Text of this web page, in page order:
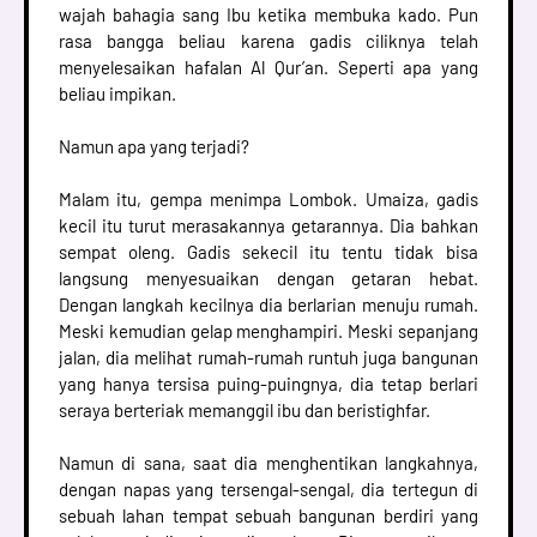
wajah bahagia sang Ibu ketika membuka kado. Pun
rasa bangga beliau karena gadis ciliknya telah
menyelesaikan hafalan Al Qur’an. Seperti apa yang
beliau impikan.
Namun apa yang terjadi?
Malam itu, gempa menimpa Lombok. Umaiza, gadis
kecil itu turut merasakannya getarannya. Dia bahkan
sempat oleng. Gadis sekecil itu tentu tidak bisa
langsung menyesuaikan dengan getaran hebat.
Dengan langkah kecilnya dia berlarian menuju rumah.
Meski kemudian gelap menghampiri. Meski sepanjang
jalan, dia melihat rumah-rumah runtuh juga bangunan
yang hanya tersisa puing-puingnya, dia tetap berlari
seraya berteriak memanggil ibu dan beristighfar.
Namun di sana, saat dia menghentikan langkahnya,
dengan napas yang tersengal-sengal, dia tertegun di
sebuah lahan tempat sebuah bangunan berdiri yang